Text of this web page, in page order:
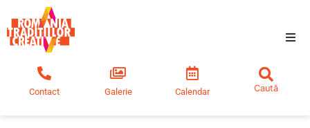
Tradiții creative
Contact Galerie Calendar